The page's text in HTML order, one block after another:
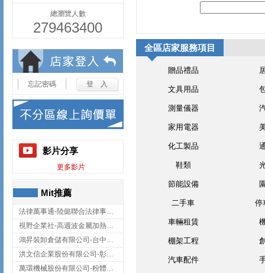
總瀏覽人數
279463400
忘記密碼
影片分享
更多影片
Mit推薦
法律萬事通-陸懿聯合法律事務所
視野企業社-高週波金屬加熱設備,彰化高週波金屬加熱設備
鴻昇裝卸倉儲有限公司-台中貨櫃裝卸
洪文信企業股份有限公司-彰化鋅合金鑄造,彰化五金加工,彰化五金配件
萬環機械股份有限公司-粉體塗裝設備,輸送機,輸送機設備,台南輸送機
全區店家服務項目
贈品禮品
文具用品
測量儀器
家用電器
化工製品
鞋類
節能設備
二手車 停
車輛租賃
棚架工程
汽車配件